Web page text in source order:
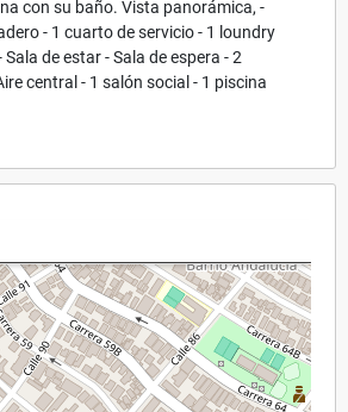
con su baño. Vista panorámica, -
- 1 cuarto de servicio - 1 loundry
de estar - Sala de espera - 2
central - 1 salón social - 1 piscina